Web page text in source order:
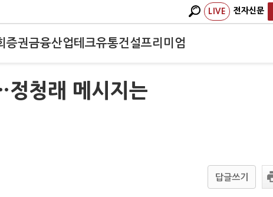
LIVE 전자신문
증권금융산업테크유통건설프리미엄
청래 메시지는
답글쓰기